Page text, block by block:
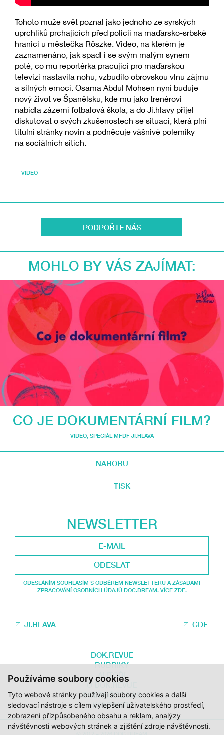
Používáme soubory cookies
Tyto webové stránky používají soubory cookies a další
sledovací nástroje s cílem vylepšení uživatelského prostředí,
zobrazení přizpůsobeného obsahu a reklam, analýzy
návštěvnosti webových stránek a zjištění zdroje návštěvnosti.
Tohoto muže svět poznal jako jednoho ze syrských
uprchlíků prchajících před policií na maďarsko-srbské
hranici u městečka Röszke. Video, na kterém je
zaznamenáno, jak spadl i se svým malým synem
poté, co mu reportérka pracující pro maďarskou
televizi nastavila nohu, vzbudilo obrovskou vlnu zájmu
a silných emocí. Osama Abdul Mohsen nyní buduje
nový život ve Španělsku, kde mu jako trenérovi
nabídla zázemí fotbalová škola, a do Ji.hlavy přijel
diskutovat o svých zkušenostech se situací, která plní
titulní stránky novin a podněcuje vášnivé polemiky
na sociálních sítích.
VIDEO
PODPOŘTE NÁS
MOHLO BY VÁS ZAJÍMAT:
CO JE DOKUMENTÁRNÍ FILM?
VIDEO, SPECIÁL MFDF JI.HLAVA
NAHORU
TISK
NEWSLETTER
ODESLAT
ODESLÁNÍM SOUHLASÍM S ODBĚREM NEWSLETTERU A ZÁSADAMI
ZPRACOVÁNÍ OSOBNÍCH ÚDAJŮ DOC.DREAM. VÍCE ZDE.
JI.HLAVA CDF
DOK.REVUE
RUBRIKY
AUTOŘI
O DOK.REVUE
PODPOŘTE NÁS
KONTAKTY